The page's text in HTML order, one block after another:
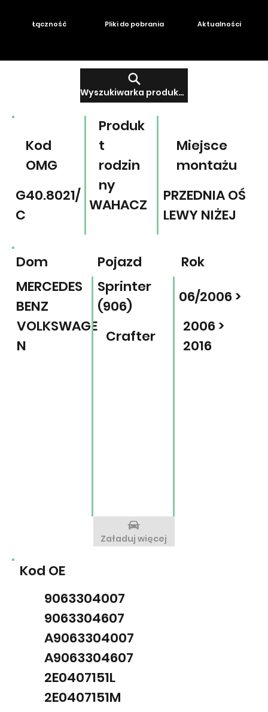
Wyszukiwarka produktów
Łączność Pliki do pobrania Aktualności
Miejsce
montażu
Produk
t
rodzin
ny
Kod
OMG
PRZEDNIA OŚ
LEWY NIŻEJ
WAHACZ
G40.8021/
C
Kod OE
9063304007
9063304607
A9063304007
A9063304607
2E0407151L
2E0407151M
Pojazd Rok
Dom
MERCEDES
BENZ
Sprinter
(906)
06/2006 >
VOLKSWAGE
N
Crafter
2006 >
2016
Załaduj więcej